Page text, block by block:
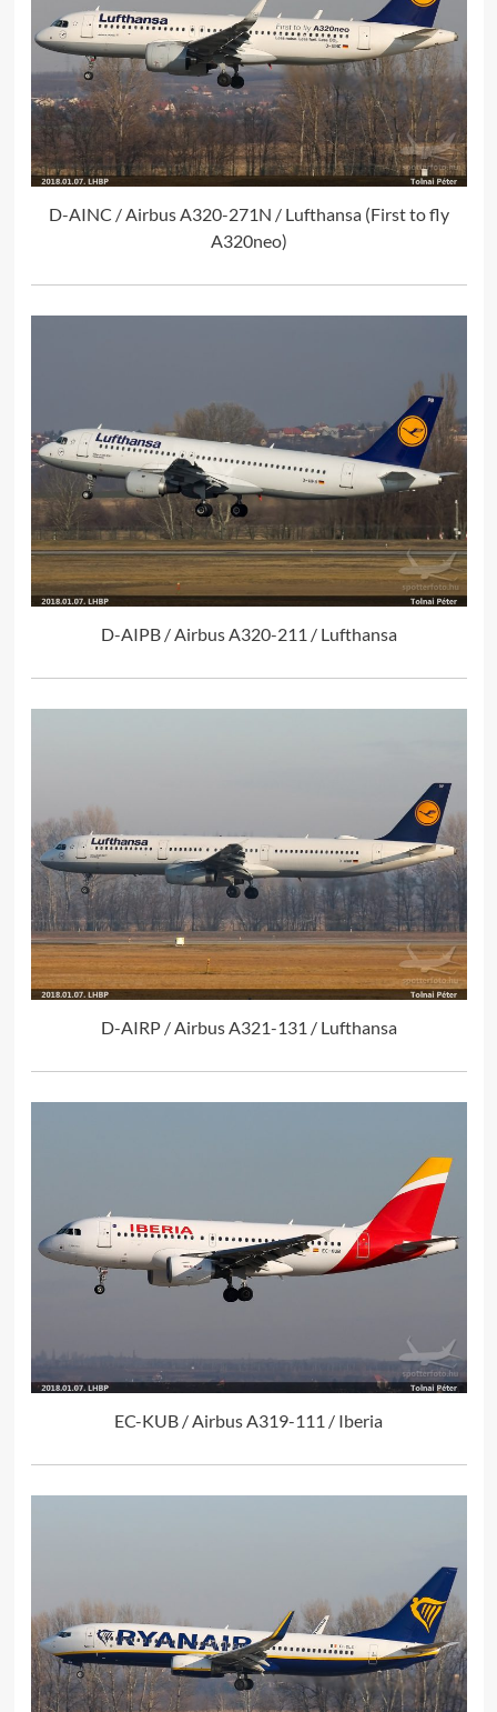
D-AINC / Airbus A320-271N / Lufthansa (First to fly
A320neo)
D-AIPB / Airbus A320-211 / Lufthansa
D-AIRP / Airbus A321-131 / Lufthansa
EC-KUB / Airbus A319-111 / Iberia